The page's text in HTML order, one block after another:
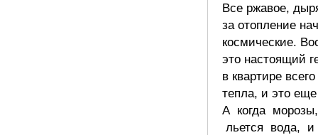
Все ржавое,
за отопление
космические.
это настоящий
в квартире
тепла, и это
А когда
льется вода, и